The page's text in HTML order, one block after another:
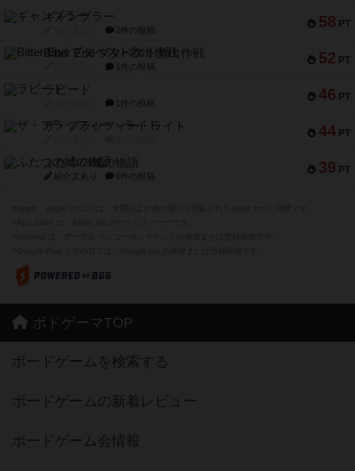
58 PT
ギャンブラー
2件の投稿
52 PT
Bitter End ブタペスト救出作戦
1件の投稿
46 PT
ラピード
1件の投稿
44 PT
ザ・フラッフィー・ライト
39 PT
ふたつの城の物語
紹介文あり 6件の投稿
ボドゲーマTOP
ボードゲームを検索する
ボードゲームの新着レビュー
ボードゲーム会情報